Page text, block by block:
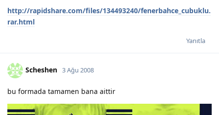
http://rapidshare.com/files/134493240/fenerbahce_cubuklu.
rar.html
Yanıtla
Scheshen 3 Ağu 2008
bu formada tamamen bana aittir